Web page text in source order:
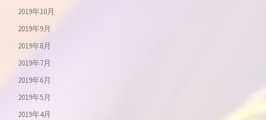
2019年10月
2019年9月
2019年8月
2019年7月
2019年6月
2019年5月
2019年4月